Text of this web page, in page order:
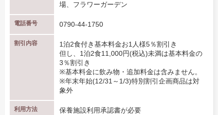
場、フラワーガーデン
電話番号 0790-44-1750
割引内容
1泊2食付き基本料金お1人様5％割引き
但し、1泊2食11,000円(税込)未満は基本料金の
3％割引き
※基本料金に飲み物・追加料金は含みません。
※年末年始(12/31～1/3)特別割引企画商品は対
象外
利用方法 保養施設利用承認書が必要